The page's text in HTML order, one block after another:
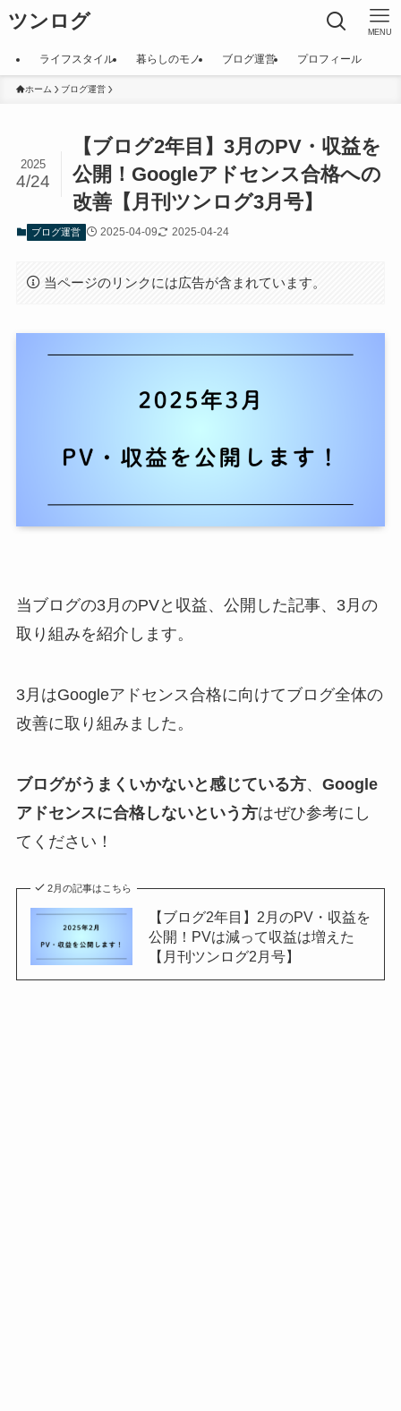
ツンログ MENU
ライフスタイル 暮らしのモノ ブログ運営 プロフィール
ホーム ブログ運営
【ブログ2年目】3月のPV・収益を
公開！Googleアドセンス合格への
改善【月刊ツンログ3月号】
2025
4/24
ブログ運営 2025-04-09 2025-04-24
当ページのリンクには広告が含まれています。
当ブログの3月のPVと収益、公開した記事、3月の
取り組みを紹介します。
3月はGoogleアドセンス合格に向けてブログ全体の
改善に取り組みました。
ブログがうまくいかないと感じている方、 Google
アドセンスに合格しないという方はぜひ参考にし
てください！
2月の記事はこちら
【ブログ2年目】2月のPV・収益を
公開！PVは減って収益は増えた
【月刊ツンログ2月号】